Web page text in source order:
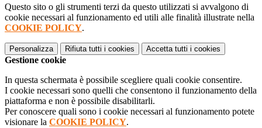
Questo sito o gli strumenti terzi da questo utilizzati si avvalgono di
cookie necessari al funzionamento ed utili alle finalità illustrate nella
COOKIE POLICY.
Personalizza Rifiuta tutti i cookies Accetta tutti i cookies
Gestione cookie
In questa schermata è possibile scegliere quali cookie consentire.
I cookie necessari sono quelli che consentono il funzionamento della
piattaforma e non è possibile disabilitarli.
Per conoscere quali sono i cookie necessari al funzionamento potete
visionare la COOKIE POLICY.